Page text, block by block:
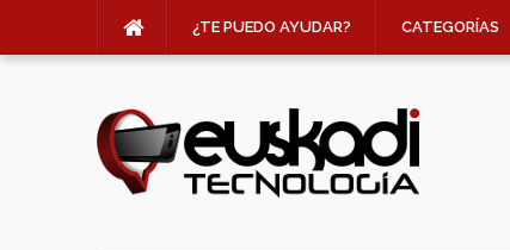
¿TE PUEDO AYUDAR? CATEGORÍAS